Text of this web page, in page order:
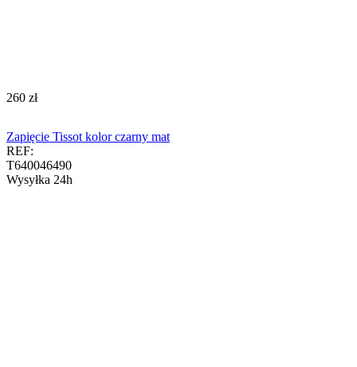
‍260‍ zł
Zapięcie Tissot kolor czarny mat
REF:
T640046490
Wysyłka 24h